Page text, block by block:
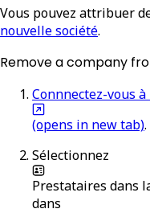
Vous pouvez attribuer
nouvelle société.
Remove a company
Connnectez-vous
(opens in new tab).
Sélectionnez
Prestataires dans
dans